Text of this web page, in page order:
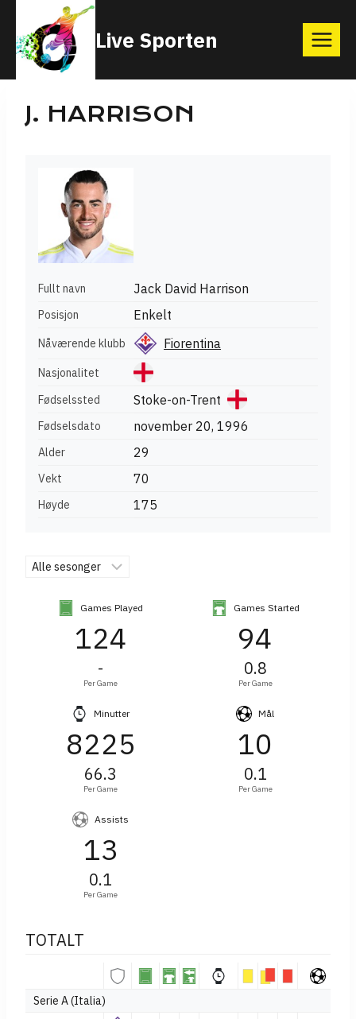
content
Live Sporten
J. HARRISON
Fullt navn Jack David Harrison
Posisjon Enkelt
Nåværende klubb Fiorentina
Nasjonalitet
Fødselssted
Stoke-on-Trent
Fødselsdato november 20, 1996
Alder 29
Vekt 70
Høyde 175
Games Played
124
-
Per Game
Games Started
94
0.8
Per Game
Minutter
8225
66.3
Per Game
Mål
10
0.1
Per Game
Assists
13
0.1
Per Game
TOTALT
Serie A (Italia)